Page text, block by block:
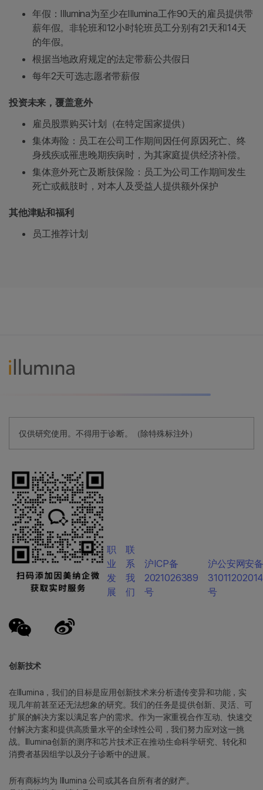
年假：Illumina为至少在Illumina工作90天的雇员提供带
薪年假。非轮班和12小时轮班员工分别有21天和14天
的年假。
根据当地政府规定的法定带薪公共假日
每年2天可选志愿者带薪假
投资未来，覆盖意外
雇员股票购买计划（在特定国家提供）
集体寿险：员工在公司工作期间因任何原因死亡、终
身残疾或罹患晚期疾病时，为其家庭提供经济补偿。
集体意外死亡及断肢保险：员工为公司工作期间发生
死亡或截肢时，对本人及受益人提供额外保护
其他津贴和福利
员工推荐计划
仅供研究使用。不得用于诊断。（除特殊标注外）
创新技术
在Illumina，我们的目标是应用创新技术来分析遗传变异和功能，实
现几年前甚至还无法想象的研究。我们的任务是提供创新、灵活、可
扩展的解决方案以满足客户的需求。作为一家重视合作互动、快速交
付解决方案和提供高质量水平的全球性公司，我们努力应对这一挑
战。Illumina创新的测序和芯片技术正在推动生命科学研究、转化和
消费者基因组学以及分子诊断中的进展。
所有商标均为 Illumina 公司或其各自所有者的财产。
职
业
发
展
联
系
我
们
沪ICP备
2021026389
号
沪公安网安
号